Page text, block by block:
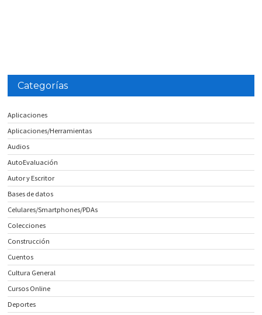
Categorías
Aplicaciones
Aplicaciones/Herramientas
Audios
AutoEvaluación
Autor y Escritor
Bases de datos
Celulares/Smartphones/PDAs
Colecciones
Construcción
Cuentos
Cultura General
Cursos Online
Deportes